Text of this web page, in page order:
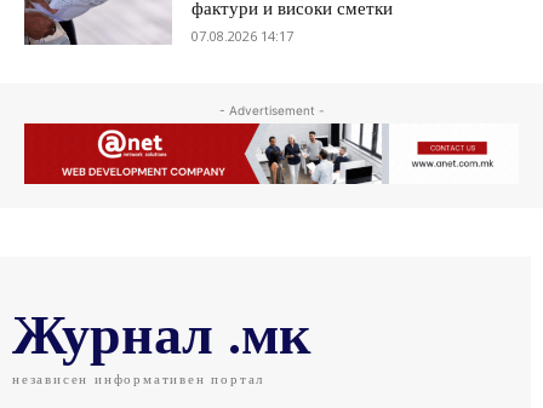
фактури и високи сметки
07.08.2026 14:17
- Advertisement -
Журнал .мк
независен информативен портал